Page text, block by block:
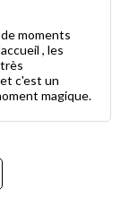
moments
c'est un
magique.